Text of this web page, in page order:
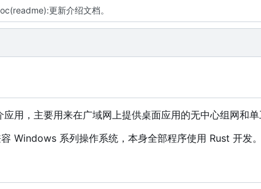
更新介绍文档。
用，主要用来在广域网上提供桌面应用的无中心组网和单
Windows 系列操作系统，本身全部程序使用 Rust 开发。